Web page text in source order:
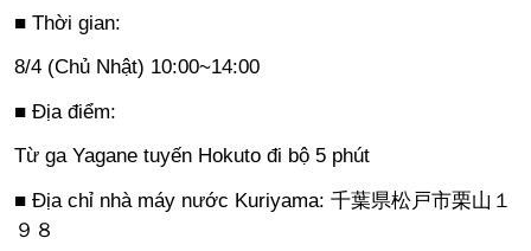
■ Thời gian:
8/4 (Chủ Nhật) 10:00~14:00
■ Địa điểm:
Từ ga Yagane tuyến Hokuto đi bộ 5 phút
■ Địa chỉ nhà máy nước Kuriyama: 千葉県松戸市栗山１
９８